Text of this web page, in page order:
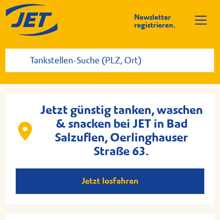
Newsletter
registrieren.
Jetzt günstig tanken, waschen
& snacken bei JET in Bad
Salzuflen, Oerlinghauser
Straße 63.
Jetzt losfahren